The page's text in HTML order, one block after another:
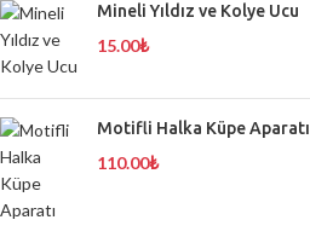
Mineli Yıldız ve Kolye Ucu
15.00₺
Motifli Halka Küpe Aparatı
110.00₺